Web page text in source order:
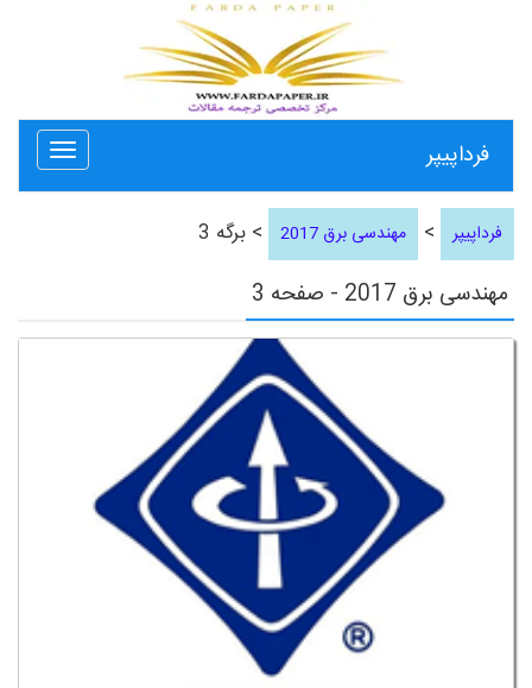
Toggle
فرداپیپر
فرداپیپر > مهندسی برق 2017 > برگه 3
مهندسی برق 2017 - صفحه 3